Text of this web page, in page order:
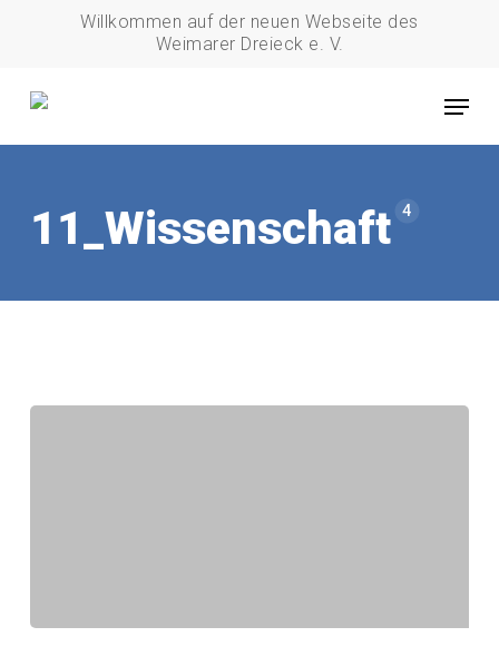
content
Willkommen auf der neuen Webseite des
Weimarer Dreieck e. V.
Menu
11_Wissenschaft 4